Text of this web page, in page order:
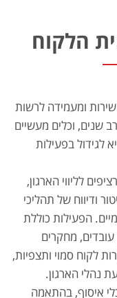
הלקוח
ומעמידה לרשות
שנים, וכלים מעשיים
לגידול בפעילות
לליווי הארגון,
ודיווח של תהליכי
הפעילות כוללת
עובדים, מחקרים
לקוח סמוי ותצפיות,
נהלי הארגון.
איסוף, בהתאמה